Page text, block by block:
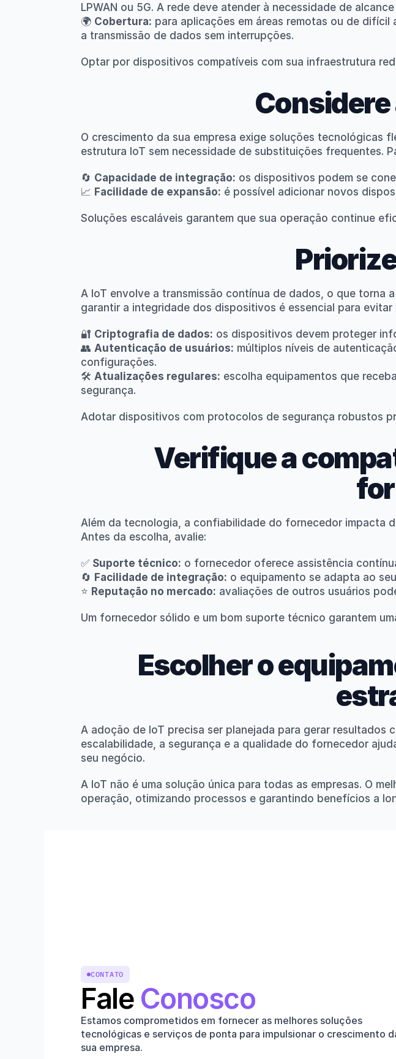
LPWAN ou 5G. A rede deve atender à necessidade de
🌍 Cobertura: para aplicações em áreas remotas ou de
a transmissão de dados sem interrupções.
Optar por dispositivos compatíveis com sua infraestrutura
O crescimento da sua empresa exige soluções tecnológicas
estrutura IoT sem necessidade de substituições frequentes.
🔄 Capacidade de integração: os dispositivos podem se
📈 Facilidade de expansão: é possível adicionar novos
Soluções escaláveis garantem que sua operação continue
A IoT envolve a transmissão contínua de dados, o que torna
garantir a integridade dos dispositivos é essencial para evitar
🔐 Criptografia de dados: os dispositivos devem proteger
👥 Autenticação de usuários: múltiplos níveis de
configurações.
🛠 Atualizações regulares: escolha equipamentos que
segurança.
Adotar dispositivos com protocolos de segurança robustos
Verifique a
Além da tecnologia, a confiabilidade do fornecedor impacta
Antes da escolha, avalie:
✅ Suporte técnico: o fornecedor oferece assistência
🔄 Facilidade de integração: o equipamento se adapta ao
⭐ Reputação no mercado: avaliações de outros usuários
Um fornecedor sólido e um bom suporte técnico garantem
Escolher o
A adoção de IoT precisa ser planejada para gerar resultados
escalabilidade, a segurança e a qualidade do fornecedor
seu negócio.
A IoT não é uma solução única para todas as empresas. O
operação, otimizando processos e garantindo benefícios a
CONTATO
Fale Conosco
Estamos comprometidos em fornecer as melhores soluções
tecnológicas e serviços de ponta para impulsionar o crescimento
sua empresa.